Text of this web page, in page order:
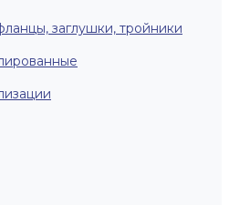
заглушки, тройники